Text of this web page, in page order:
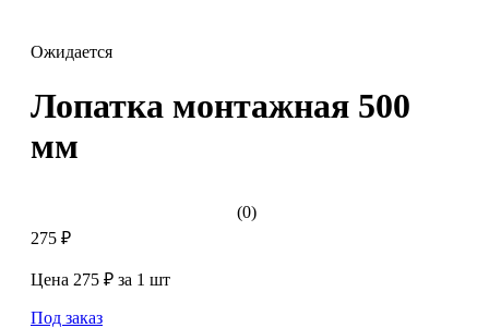
Ожидается
Лопатка монтажная 500
мм
(0)
275 ₽
Цена 275 ₽ за 1 шт
Под заказ